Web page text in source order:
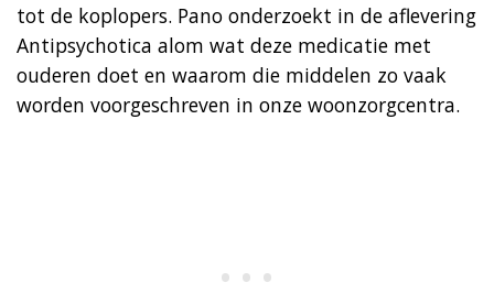
tot de koplopers. Pano onderzoekt in de aflevering
Antipsychotica alom wat deze medicatie met
ouderen doet en waarom die middelen zo vaak
worden voorgeschreven in onze woonzorgcentra.